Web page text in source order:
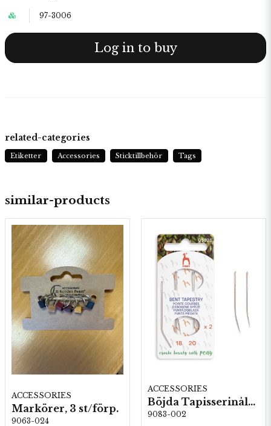
97-3006
Log in to buy
similar-products
ACCESSORIES
Markörer, 3 st/förp.
9063-024
ACCESSORIES
Böjda Tapisserinålar, Stl: 18 & 20, 5 kartor/fp. (05823)
9083-002
related-categories
Etiketter Accessories Sticktillbehör Tags